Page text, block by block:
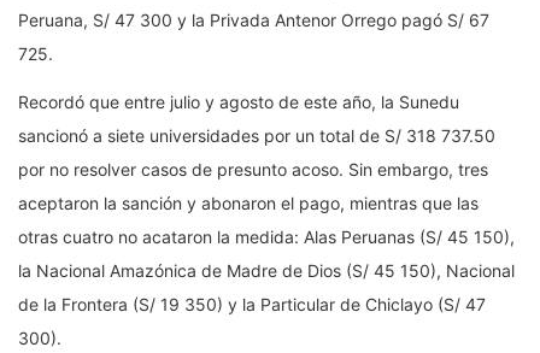
Peruana, S/ 47 300 y la Privada Antenor Orrego pagó S/ 67
725.
Recordó que entre julio y agosto de este año, la Sunedu
sancionó a siete universidades por un total de S/ 318 737.50
por no resolver casos de presunto acoso. Sin embargo, tres
aceptaron la sanción y abonaron el pago, mientras que las
otras cuatro no acataron la medida: Alas Peruanas (S/ 45 150),
la Nacional Amazónica de Madre de Dios (S/ 45 150), Nacional
de la Frontera (S/ 19 350) y la Particular de Chiclayo (S/ 47
300).